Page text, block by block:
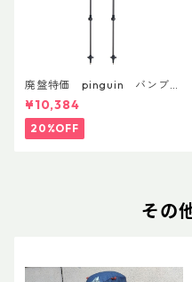
廃盤特価 pinguin バンブー
FLフォーム(ペア)
¥10,384
20%OFF
その